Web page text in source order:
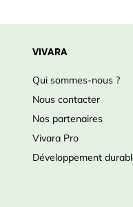
VIVARA
Qui sommes-nous ?
Nous contacter
Nos partenaires
Vivara Pro
Développement